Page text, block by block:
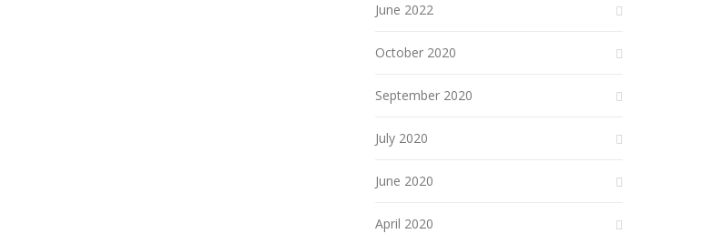
June 2022
October 2020
September 2020
July 2020
June 2020
April 2020